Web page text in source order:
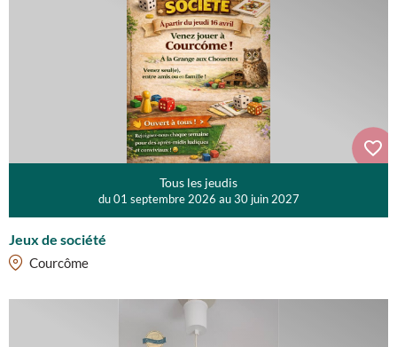
Tous les jeudis
du 01 septembre 2026 au 30 juin 2027
Jeux de société
Courcôme